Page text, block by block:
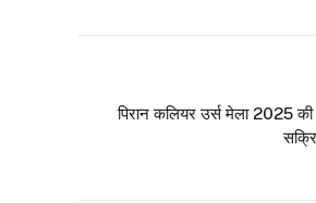
पिरान कलियर उर्स मेला 2025